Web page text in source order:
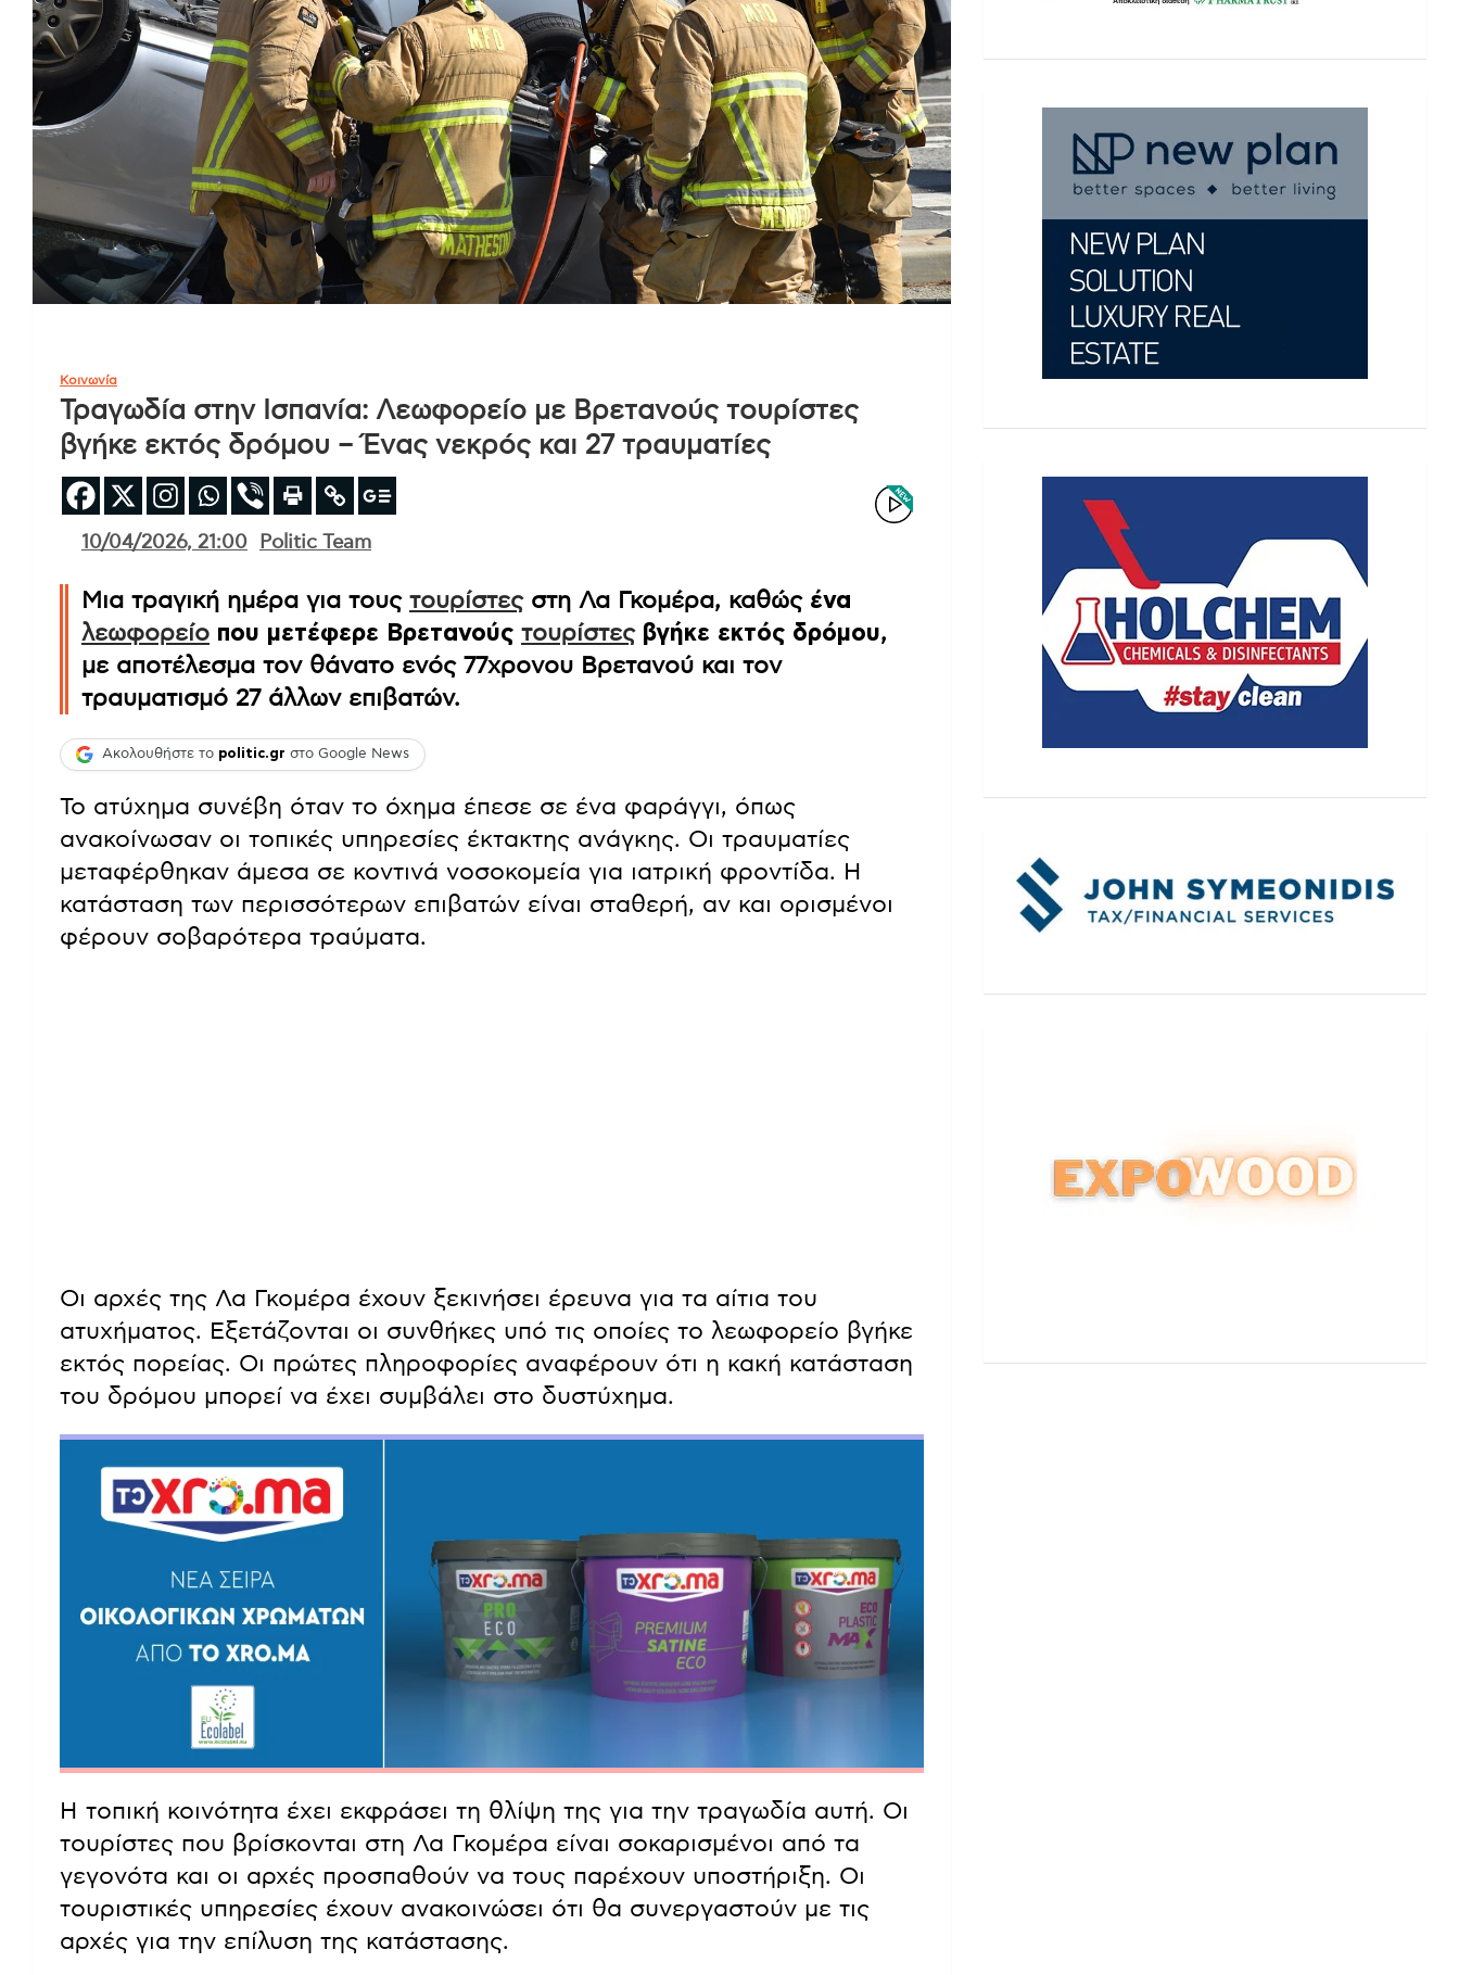
Κοινωνία
Τραγωδία στην Ισπανία: Λεωφορείο με Βρετανούς τουρίστες
βγήκε εκτός δρόμου – Ένας νεκρός και 27 τραυματίες
10/04/2026, 21:00 Politic Team
Μια τραγική ημέρα για τους τουρίστεςστη Λα Γκομέρα, καθώς ένα
λεωφορείο που μετέφερε Βρετανούς τουρίστεςβγήκε εκτός δρόμου,
με αποτέλεσμα τον θάνατο ενός 77χρονου Βρετανού και τον
τραυματισμό 27 άλλων επιβατών.
Ακολουθήστε το politic.gr στο Google News
Το ατύχημα συνέβη όταν το όχημα έπεσε σε ένα φαράγγι, όπως
ανακοίνωσαν οι τοπικές υπηρεσίες έκτακτης ανάγκης. Οι τραυματίες
μεταφέρθηκαν άμεσα σε κοντινά νοσοκομεία για ιατρική φροντίδα. Η
κατάσταση των περισσότερων επιβατών είναι σταθερή, αν και ορισμένοι
φέρουν σοβαρότερα τραύματα.
Οι αρχές της Λα Γκομέρα έχουν ξεκινήσει έρευνα για τα αίτια του
ατυχήματος. Εξετάζονται οι συνθήκες υπό τις οποίες το λεωφορείο βγήκε
εκτός πορείας. Οι πρώτες πληροφορίες αναφέρουν ότι η κακή κατάσταση
του δρόμου μπορεί να έχει συμβάλει στο δυστύχημα.
Η τοπική κοινότητα έχει εκφράσει τη θλίψη της για την τραγωδία αυτή. Οι
τουρίστες που βρίσκονται στη Λα Γκομέρα είναι σοκαρισμένοι από τα
γεγονότα και οι αρχές προσπαθούν να τους παρέχουν υποστήριξη. Οι
τουριστικές υπηρεσίες έχουν ανακοινώσει ότι θα συνεργαστούν με τις
αρχές για την επίλυση της κατάστασης.